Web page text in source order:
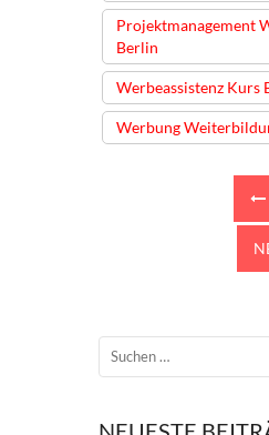
Projektmanagement
Berlin
Werbeassistenz Kurs
Werbung